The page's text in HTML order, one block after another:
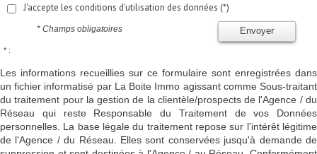
J'accepte les conditions d'utilisation des données (*)
Envoyer
* Champs obligatoires
* :
Les informations recueillies sur ce formulaire sont enregistrées dans
un fichier informatisé par La Boite Immo agissant comme Sous-traitant
du traitement pour la gestion de la clientèle/prospects de l'Agence / du
Réseau qui reste Responsable du Traitement de vos Données
personnelles. La base légale du traitement repose sur l'intérêt légitime
de l'Agence / du Réseau. Elles sont conservées jusqu'à demande de